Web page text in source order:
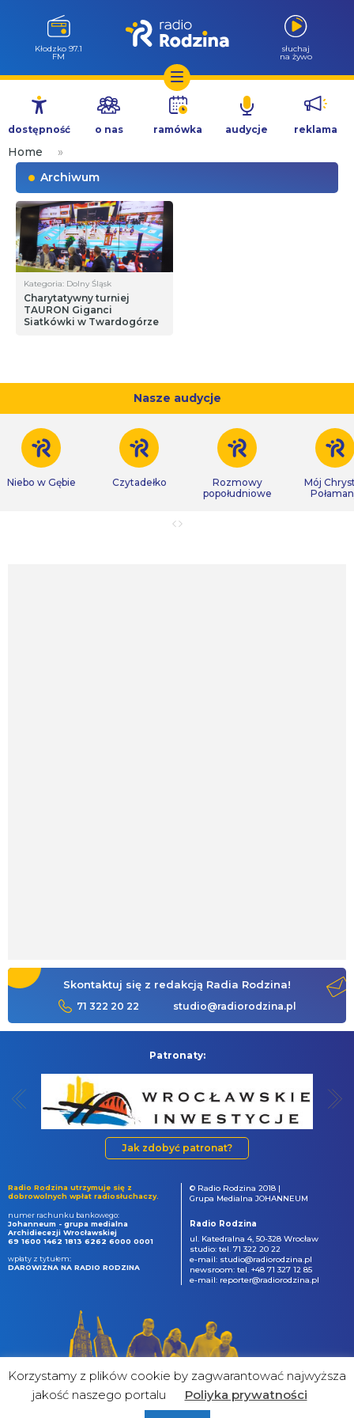
Przejdź
treści
Kłodzko 97.1
FM
słuchaj
na żywo
dostępność o nas ramówka audycje reklama
Home
»
Archiwum
Kategoria: Dolny Śląsk
Charytatywny turniej
TAURON Giganci
Siatkówki w Twardogórze
Nasze audycje
Niebo w Gębie Czytadełko
Rozmowy
popołudniowe
Mój
Skontaktuj się z redakcją Radia Rodzina!
71 322 20 22 studio@radiorodzina.pl
Patronaty:
Jak zdobyć patronat?
Radio Rodzina utrzymuje się z
dobrowolnych wpłat radiosłuchaczy.
numer rachunku bankowego:
Johanneum - grupa medialna
Archidiecezji Wrocławskiej
69 1600 1462 1813 6262 6000 0001
wpłaty z tytułem:
DAROWIZNA NA RADIO RODZINA
© Radio Rodzina 2018 |
Grupa Medialna JOHANNEUM
Radio Rodzina
ul. Katedralna 4, 50-328 Wrocław
studio: tel. 71 322 20 22
e-mail: studio@radiorodzina.pl
newsroom: tel. +48 71 327 12 85
e-mail: reporter@radiorodzina.pl
Korzystamy z plików cookie by zagwarantować najwyższa
jakość naszego portalu
Poliyka prywatności